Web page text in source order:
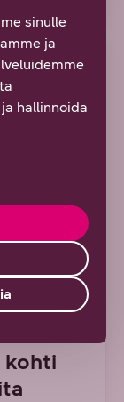
kohti
sinulle
ja
hallinnoida